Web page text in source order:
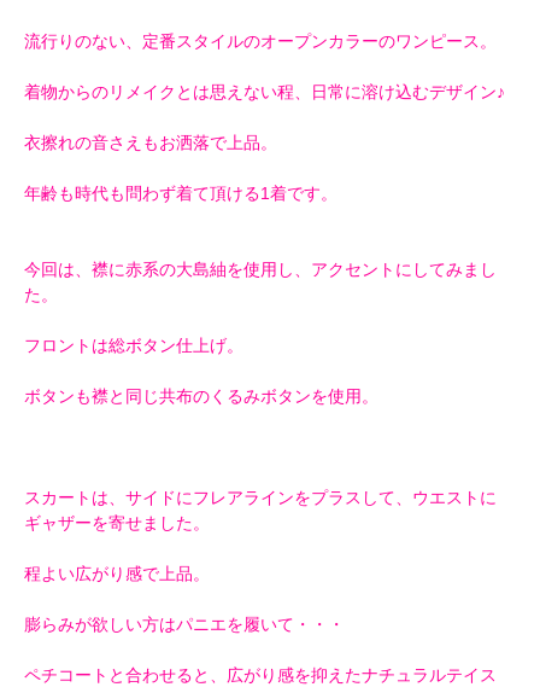
流行りのない、定番スタイルのオープンカラーのワンピース。
着物からのリメイクとは思えない程、日常に溶け込むデザイン♪
衣擦れの音さえもお洒落で上品。
年齢も時代も問わず着て頂ける1着です。
今回は、襟に赤系の大島紬を使用し、アクセントにしてみまし
た。
フロントは総ボタン仕上げ。
ボタンも襟と同じ共布のくるみボタンを使用。
スカートは、サイドにフレアラインをプラスして、ウエストに
ギャザーを寄せました。
程よい広がり感で上品。
膨らみが欲しい方はパニエを履いて・・・
ペチコートと合わせると、広がり感を抑えたナチュラルテイス